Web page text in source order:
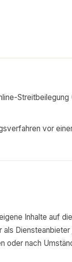
Streitbeilegung
vor
Inhalte auf
oder nach